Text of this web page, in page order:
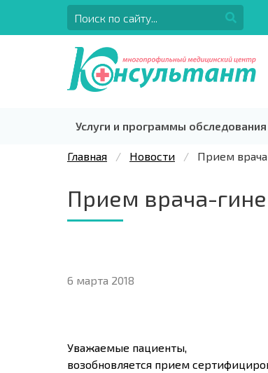
Услуги и программы обследования
Главная Новости Прием
Прием врача-
6 марта 2018
Уважаемые пациенты,
возобновляется прием